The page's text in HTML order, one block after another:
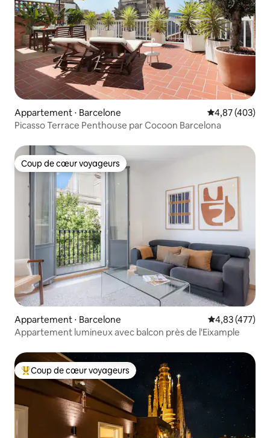
Appartement ⋅ Barcelone Évaluation
4,87 (403)
Picasso Terrace Penthouse par Cocoon Barcelona
Coup de cœur voyageurs
Coup de cœur voyageurs
Appartement ⋅ Barcelone Évaluation
4,83 (477)
Appartement lumineux avec balcon près de l'Eixample
Coups de cœur voyageurs les plus appréciés
Coup de cœur voyageurs